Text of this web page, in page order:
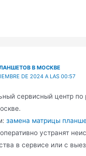
В МОСКВЕ
DE 2024 A LAS 00:57
сервисный центр по
замена матрицы
устранят
в сервисе или с